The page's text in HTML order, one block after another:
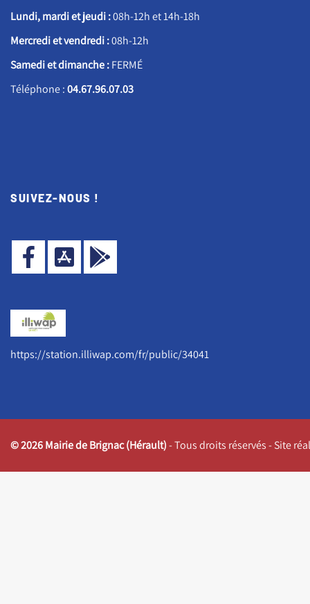
Lundi, mardi et jeudi :08h-12h et 14h-18h
Mercredi et vendredi :08h-12h
Samedi et dimanche :FERMÉ
Téléphone :04.67.96.07.03
SUIVEZ-NOUS !
https://station.illiwap.com/fr/public/34041
© 2026 Mairie de Brignac (Hérault)- Tous droits réservés - Site